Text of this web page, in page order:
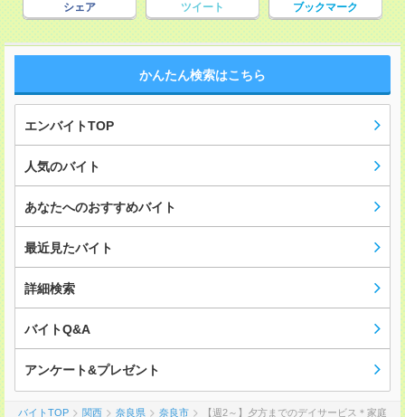
シェア ツイート ブックマーク
かんたん検索はこちら
エンバイトTOP
人気のバイト
あなたへのおすすめバイト
最近見たバイト
詳細検索
バイトQ&A
アンケート&プレゼント
バイトTOP 関西 奈良県 奈良市 【週2～】夕方までのデイサービス＊家庭